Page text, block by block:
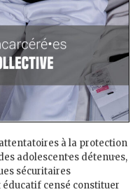
à la protection
adolescent·es détenu·es,
sécuritaires
censé constituer